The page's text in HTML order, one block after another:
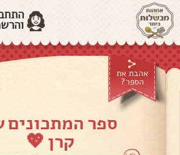
אהבת את
הספר?
ספר המתכונים
קרן 💖